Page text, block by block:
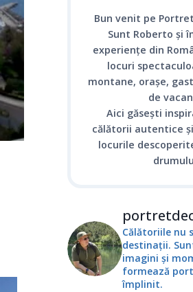
Bun venit pe
Sunt Roberto și
experiențe din
locuri
montane, orașe,
de
Aici găsești
călătorii autentice
locurile
Călătoriile nu
destinații.
imagini și
formează
împlinit.